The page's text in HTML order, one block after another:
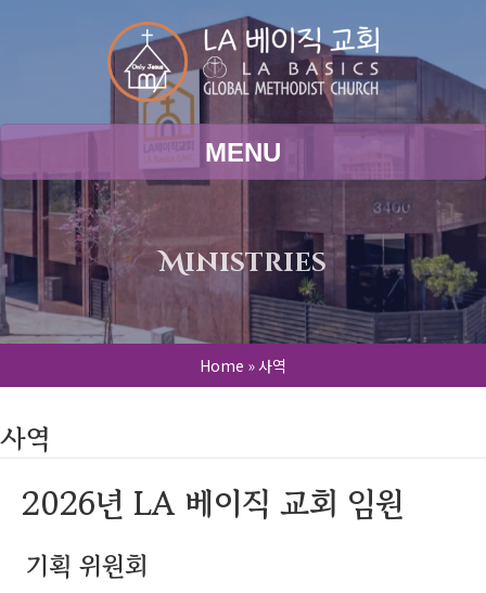
MENU
Ministries
Home »사역
사역
2026년 LA 베이직 교회 임원
기획 위원회